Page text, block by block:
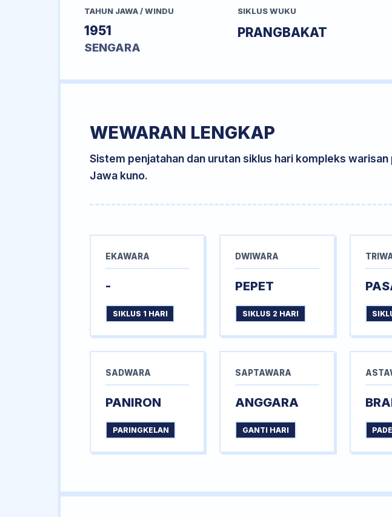
TAHUN JAWA / WINDU
1951
SENGARA
SIKLUS WUKU
PRANGBAKAT
WEWARAN LENGKAP
Sistem penjatahan dan urutan siklus hari kompleks
Jawa kuno.
EKAWARA
-
SIKLUS 1 HARI
DWIWARA
PEPET
SIKLUS 2 HARI
SADWARA
PANIRON
PARINGKELAN
SAPTAWARA
ANGGARA
GANTI HARI